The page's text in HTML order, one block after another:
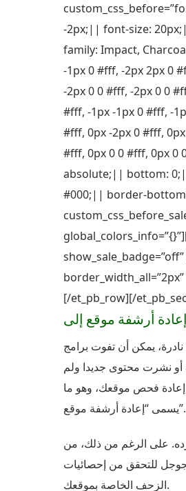
-2px;|| font-size:
family: Impact,
-1px 0 #fff, -2px 2px 0
-2px 0 0 #fff, -2px 0 0
#fff, -1px -1px 0 #fff, -
#fff, 0px -2px 0 #fff,
#fff, 0px 0 0 #fff, 0px 0
absolute;|| bottom:
#000;|| border-
[/et_pb_row][/
يمكن أن تفوت برامج
نشرت محتوى جديدا ولم
فحص موقعك، وهو ما
يسمى “إعادة أرشفة موقع”.
على الرغم من ذلك، من
للتحقق من إحصائيات
الزحف الخاصة بموقعك.